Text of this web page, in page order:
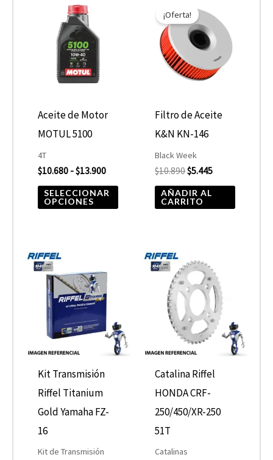
Aceite de Motor
MOTUL 5100
4T
$10.680 -$13.900
SELECCIONAR
OPCIONES
producto
múltiples
opciones
en
la
producto
¡Oferta!
Filtro de Aceite
K&N KN-146
Black Week
$10.890
precio
original
era:
$10.890.
$5.445
actual
es:
$5.445.
AÑADIR AL
CARRITO
Kit Transmisión
Riffel Titanium
Gold Yamaha FZ-
16
Kit de Transmisión
Catalina Riffel
HONDA CRF-
250/450/XR-250
51T
Catalinas